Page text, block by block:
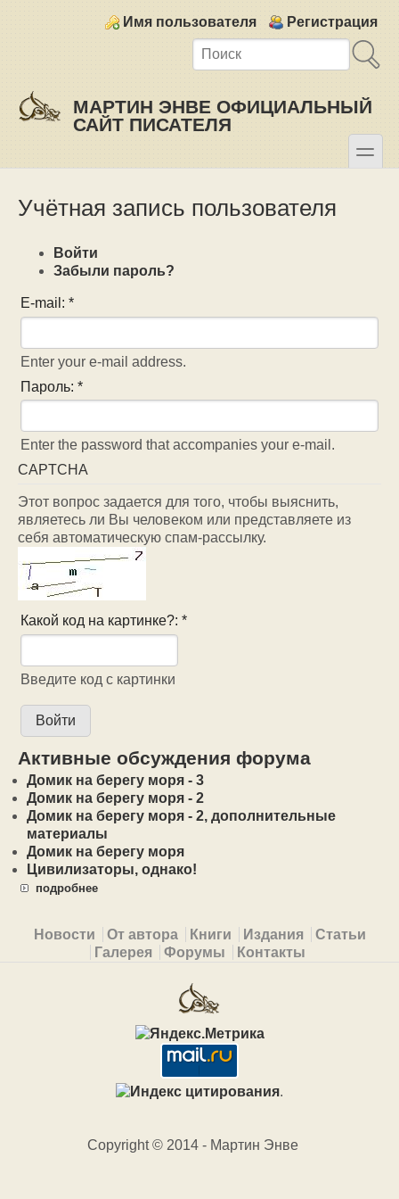
Login links
Имя пользователя Регистрация
МАРТИН ЭНВЕ ОФИЦИАЛЬНЫЙ
САЙТ ПИСАТЕЛЯ
toggle
Учётная запись пользователя
Войти
Забыли пароль?
E-mail:*
Enter your e-mail address.
Пароль:*
Enter the password that accompanies your e-mail.
CAPTCHA
Этот вопрос задается для того, чтобы выяснить,
являетесь ли Вы человеком или представляете из
себя автоматическую спам-рассылку.
Какой код на картинке?:*
Введите код с картинки
Активные обсуждения форума
Домик на берегу моря - 3
Домик на берегу моря - 2
Домик на берегу моря - 2, дополнительные
материалы
Домик на берегу моря
Цивилизаторы, однако!
подробнее
Primary menu
Новости От автора Книги Издания
Статьи
Галерея
Форумы Контакты
.
Copyright © 2014 - Мартин Энве